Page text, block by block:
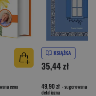
cena
KSIĄŻKA
35,44 zł
49,90 zł - sugerowana cena
detaliczna